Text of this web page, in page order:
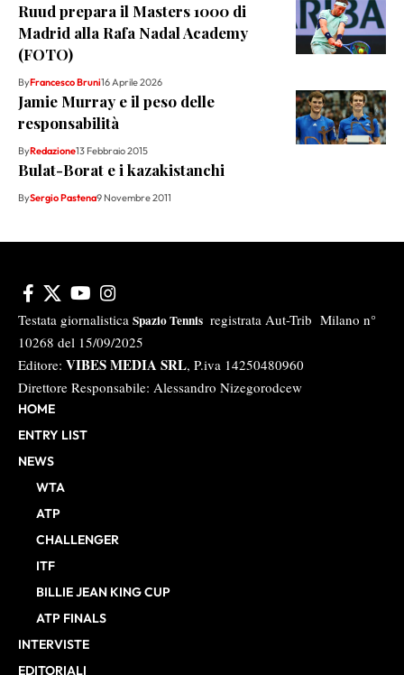
Ruud prepara il Masters 1000 di
Madrid alla Rafa Nadal Academy
(FOTO)
ByFrancesco Bruni16 Aprile 2026
Jamie Murray e il peso delle
responsabilità
ByRedazione13 Febbraio 2015
Bulat-Borat e i kazakistanchi
BySergio Pastena9 Novembre 2011
Testata giornalistica Spazio Tennis registrata Aut-Trib Milano n°
10268 del 15/09/2025
Editore: VIBES MEDIA SRL, P.iva 14250480960
Direttore Responsabile: Alessandro Nizegorodcew
HOME
ENTRY LIST
NEWS
WTA
ATP
CHALLENGER
ITF
BILLIE JEAN KING CUP
ATP FINALS
INTERVISTE
EDITORIALI